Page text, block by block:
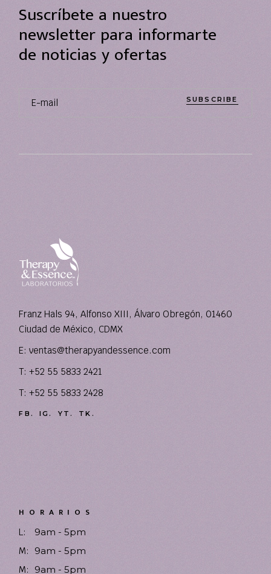
Suscríbete a nuestro
newsletter para informarte
de noticias y ofertas
SUBSCRIBE
Franz Hals 94, Alfonso XIII, Álvaro Obregón, 01460
Ciudad de México, CDMX
E:ventas@therapyandessence.com
T: +52 55 5833 2421
T: +52 55 5833 2428
FB. IG. YT. TK.
HORARIOS
L:
9am - 5pm
M:
9am - 5pm
M:
9am - 5pm